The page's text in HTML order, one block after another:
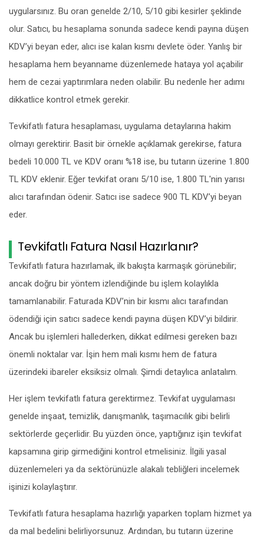
uygularsınız. Bu oran genelde 2/10, 5/10 gibi kesirler şeklinde
olur. Satıcı, bu hesaplama sonunda sadece kendi payına düşen
KDV’yi beyan eder, alıcı ise kalan kısmı devlete öder. Yanlış bir
hesaplama hem beyanname düzenlemede hataya yol açabilir
hem de cezai yaptırımlara neden olabilir. Bu nedenle her adımı
dikkatlice kontrol etmek gerekir.
Tevkifatlı fatura hesaplaması, uygulama detaylarına hakim
olmayı gerektirir. Basit bir örnekle açıklamak gerekirse, fatura
bedeli 10.000 TL ve KDV oranı %18 ise, bu tutarın üzerine 1.800
TL KDV eklenir. Eğer tevkifat oranı 5/10 ise, 1.800 TL'nin yarısı
alıcı tarafından ödenir. Satıcı ise sadece 900 TL KDV’yi beyan
eder.
Tevkifatlı Fatura Nasıl Hazırlanır?
Tevkifatlı fatura hazırlamak, ilk bakışta karmaşık görünebilir;
ancak doğru bir yöntem izlendiğinde bu işlem kolaylıkla
tamamlanabilir. Faturada KDV’nin bir kısmı alıcı tarafından
ödendiği için satıcı sadece kendi payına düşen KDV’yi bildirir.
Ancak bu işlemleri hallederken, dikkat edilmesi gereken bazı
önemli noktalar var. İşin hem mali kısmı hem de fatura
üzerindeki ibareler eksiksiz olmalı. Şimdi detaylıca anlatalım.
Her işlem tevkifatlı fatura gerektirmez. Tevkifat uygulaması
genelde inşaat, temizlik, danışmanlık, taşımacılık gibi belirli
sektörlerde geçerlidir. Bu yüzden önce, yaptığınız işin tevkifat
kapsamına girip girmediğini kontrol etmelisiniz. İlgili yasal
düzenlemeleri ya da sektörünüzle alakalı tebliğleri incelemek
işinizi kolaylaştırır.
Tevkifatlı fatura hesaplama hazırlığı yaparken toplam hizmet ya
da mal bedelini belirliyorsunuz. Ardından, bu tutarın üzerine